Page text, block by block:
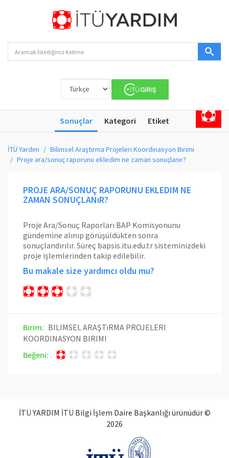
Sonuçlar Kategori Etiket
İTÜ Yardım
Bilimsel Araştırma Projeleri Koordinasyon Birimi
Proje ara/sonuç raporunu ekledim ne zaman sonuçlanır?
PROJE ARA/SONUÇ RAPORUNU EKLEDIM NE
ZAMAN SONUÇLANıR?
Proje Ara/Sonuç Raporları BAP Komisyonunu
gündemine alınıp görüşüldükten sonra
sonuçlandırılır. Süreç bapsis.itu.edu.tr sisteminizdeki
proje işlemlerinden takip edilebilir.
Bu makale size yardımcı oldu mu?
Birim: BILIMSEL ARAŞTıRMA PROJELERI
KOORDINASYON BIRIMI
Beğeni:
İTÜ YARDIM İTÜ Bilgi İşlem Daire Başkanlığı ürünüdür ©
2026